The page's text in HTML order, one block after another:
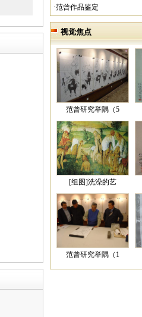
·范曾作品鉴定
视觉焦点
范曾研究举隅（5
[组图]洗澡的艺
范曾研究举隅（1